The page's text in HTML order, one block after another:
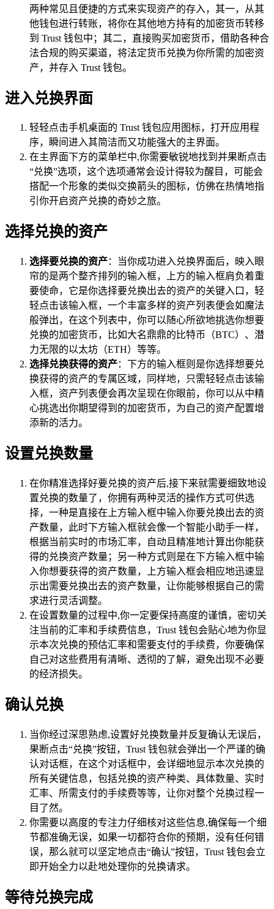
两种常见且便捷的方式来实现资产的存入，其一，从其
他钱包进行转账，将你在其他地方持有的加密货币转移
到 Trust 钱包中；其二，直接购买加密货币，借助各种合
法合规的购买渠道，将法定货币兑换为你所需的加密资
产，并存入 Trust 钱包。
进入兑换界面
轻轻点击手机桌面的 Trust 钱包应用图标，打开应用程
序，瞬间进入其简洁而又功能强大的主界面。
在主界面下方的菜单栏中,你需要敏锐地找到并果断点击
“兑换”选项，这个选项通常会设计得较为醒目，可能会
搭配一个形象的类似交换箭头的图标，仿佛在热情地指
引你开启资产兑换的奇妙之旅。
选择兑换的资产
选择要兑换的资产：当你成功进入兑换界面后，映入眼
帘的是两个整齐排列的输入框，上方的输入框肩负着重
要使命，它是你选择要兑换出去的资产的关键入口，轻
轻点击该输入框，一个丰富多样的资产列表便会如魔法
般弹出，在这个列表中，你可以随心所欲地挑选你想要
兑换的加密货币，比如大名鼎鼎的比特币（BTC）、潜
力无限的以太坊（ETH）等等。
选择兑换获得的资产：下方的输入框则是你选择想要兑
换获得的资产的专属区域，同样地，只需轻轻点击该输
入框，资产列表便会再次呈现在你眼前，你可以从中精
心挑选出你期望得到的加密货币，为自己的资产配置增
添新的活力。
设置兑换数量
在你精准选择好要兑换的资产后,接下来就需要细致地设
置兑换的数量了，你拥有两种灵活的操作方式可供选
择，一种是直接在上方输入框中输入你要兑换出去的资
产数量，此时下方输入框就会像一个智能小助手一样，
根据当前实时的市场汇率，自动且精准地计算出你能获
得的兑换资产数量；另一种方式则是在下方输入框中输
入你想要获得的资产数量，上方输入框会相应地迅速显
示出需要兑换出去的资产数量，让你能够根据自己的需
求进行灵活调整。
在设置数量的过程中,你一定要保持高度的谨慎，密切关
注当前的汇率和手续费信息，Trust 钱包会贴心地为你显
示本次兑换的预估汇率和需要支付的手续费，你要确保
自己对这些费用有清晰、透彻的了解，避免出现不必要
的经济损失。
确认兑换
当你经过深思熟虑,设置好兑换数量并反复确认无误后，
果断点击“兑换”按钮，Trust 钱包就会弹出一个严谨的确
认对话框，在这个对话框中，会详细地显示本次兑换的
所有关键信息，包括兑换的资产种类、具体数量、实时
汇率、所需支付的手续费等等，让你对整个兑换过程一
目了然。
你需要以高度的专注力仔细核对这些信息,确保每一个细
节都准确无误，如果一切都符合你的预期，没有任何错
误，那么就可以坚定地点击“确认”按钮，Trust 钱包会立
即开始全力以赴地处理你的兑换请求。
等待兑换完成